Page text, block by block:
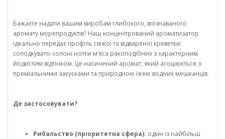
Бажаєте надати вашим виробам глибокого, впізнаваного
аромату морепродуктів? Наш концентрований ароматизатор
ідеально передає профіль свіжої та відвареної креветки:
солодкувато-солоні нотки м’яса ракоподібних з характерним
йодистим відтінком. Це насичений аромат, який асоціюється з
преміальними закусками та природною їжею водних мешканців.
Де застосовувати?
Рибальство (пріоритетна сфера): один із найбільш